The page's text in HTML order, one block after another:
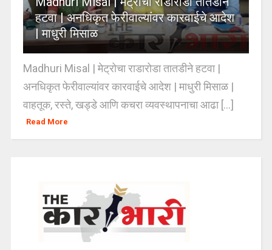
हटवा | अनधिकृत फेरीवाल्यांवर कारवाईचे आदेश
| माधुरी मिसाळ
Madhuri Misal | मेट्रोचा राडारोडा तातडीने हटवा |
अनधिकृत फेरीवाल्यांवर कारवाईचे आदेश | माधुरी मिसाळ |
वाहतूक, रस्ते, खड्डे आणि कचरा व्यवस्थापनाचा आढा [...]
Read More